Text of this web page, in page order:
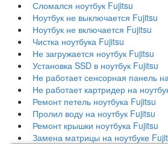
Сломался ноутбук Fujitsu
Ноутбук не выключается Fujitsu
Ноутбук не включается Fujitsu
Чистка ноутбука Fujitsu
Не загружается ноутбук Fujitsu
Установка SSD в ноутбук Fujitsu
Не работает сенсорная панель
Не работает картридер на
Ремонт петель ноутбука Fujitsu
Пролил воду на ноутбук Fujitsu
Ремонт крышки ноутбука Fujitsu
Замена матрицы на ноутбуке